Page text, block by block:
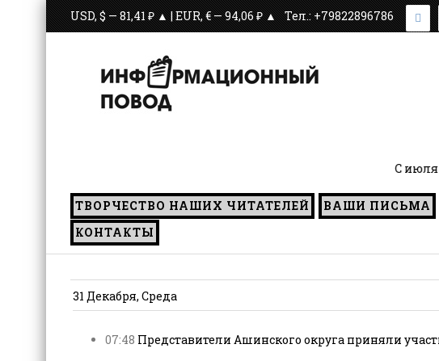
USD, $ — 81,41 ₽ ▲ | EUR, € — 94,06 ₽ ▲ Тел.: +79822896786
С июля 2026 года
ТВОРЧЕСТВО НАШИХ ЧИТАТЕЛЕЙ ВАШИ ПИСЬМА
КОНТАКТЫ
31 Декабря, Среда
07:48 Представители Ашинского округа приняли